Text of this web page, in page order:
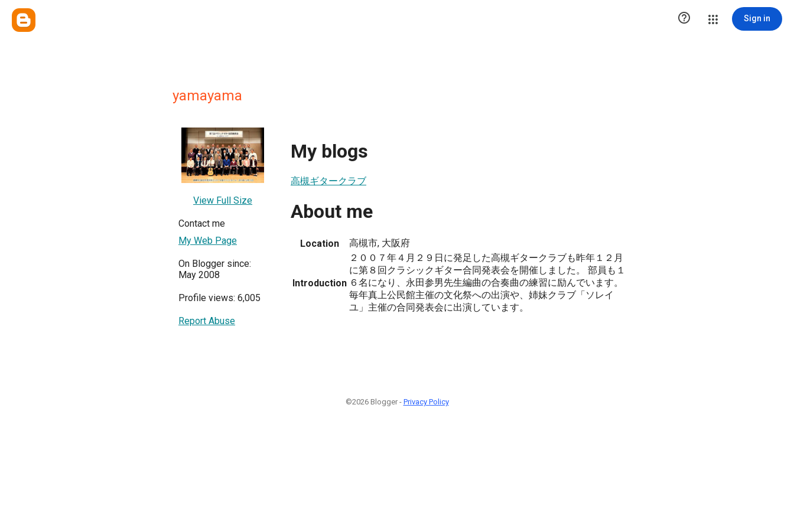
 Sign in
yamayama
View Full Size
Contact me
My Web Page
On Blogger since:
May 2008
Profile views: 6,005
Report Abuse
My blogs
高槻ギタークラブ
About me
Location 高槻市, 大阪府
Introduction
２００７年４月２９日に発足した高槻ギタークラブも昨年１２月
に第８回クラシックギター合同発表会を開催しました。 部員も１
６名になり、永田参男先生編曲の合奏曲の練習に励んでいます。
毎年真上公民館主催の文化祭への出演や、姉妹クラブ「ソレイ
ユ」主催の合同発表会に出演しています。
©2026 Blogger - Privacy Policy